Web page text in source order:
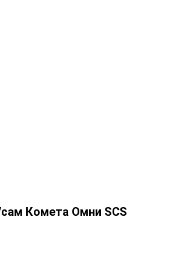
Комета Омни SCS